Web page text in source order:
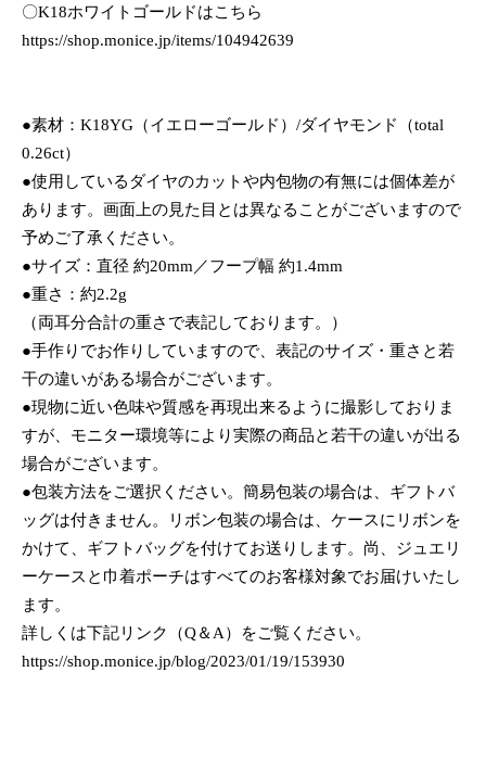
〇K18ホワイトゴールドはこちら
https://shop.monice.jp/items/104942639
●素材：K18YG（イエローゴールド）/ダイヤモンド（total
0.26ct）
●使用しているダイヤのカットや内包物の有無には個体差が
あります。画面上の見た目とは異なることがございますので
予めご了承ください。
●サイズ：直径 約20mm／フープ幅 約1.4mm
●重さ：約2.2g
（両耳分合計の重さで表記しております。）
●手作りでお作りしていますので、表記のサイズ・重さと若
干の違いがある場合がございます。
●現物に近い色味や質感を再現出来るように撮影しておりま
すが、モニター環境等により実際の商品と若干の違いが出る
場合がございます。
●包装方法をご選択ください。簡易包装の場合は、ギフトバ
ッグは付きません。リボン包装の場合は、ケースにリボンを
かけて、ギフトバッグを付けてお送りします。尚、ジュエリ
ーケースと巾着ポーチはすべてのお客様対象でお届けいたし
ます。
詳しくは下記リンク（Q＆A）をご覧ください。
https://shop.monice.jp/blog/2023/01/19/153930